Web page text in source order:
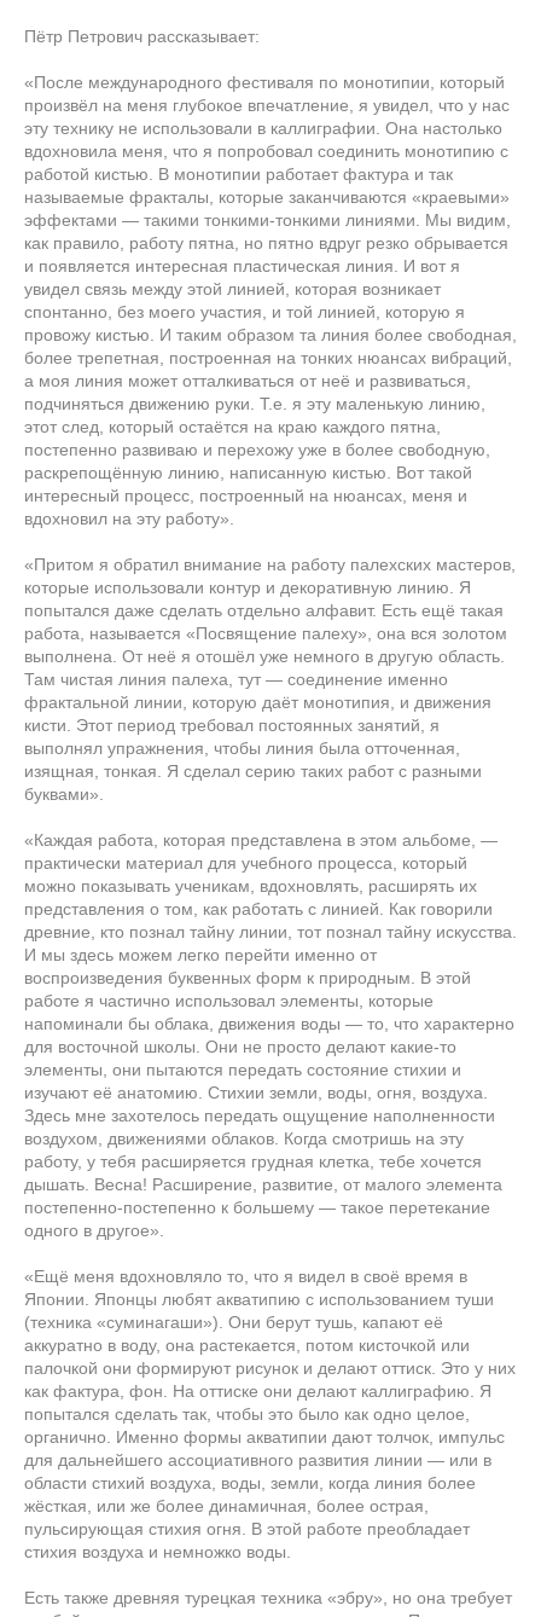
Пётр Петрович рассказывает:
«После международного фестиваля по монотипии, который
произвёл на меня глубокое впечатление, я увидел, что у нас
эту технику не использовали в каллиграфии. Она настолько
вдохновила меня, что я попробовал соединить монотипию с
работой кистью. В монотипии работает фактура и так
называемые фракталы, которые заканчиваются «краевыми»
эффектами — такими тонкими-тонкими линиями. Мы видим,
как правило, работу пятна, но пятно вдруг резко обрывается
и появляется интересная пластическая линия. И вот я
увидел связь между этой линией, которая возникает
спонтанно, без моего участия, и той линией, которую я
провожу кистью. И таким образом та линия более свободная,
более трепетная, построенная на тонких нюансах вибраций,
а моя линия может отталкиваться от неё и развиваться,
подчиняться движению руки. Т.е. я эту маленькую линию,
этот след, который остаётся на краю каждого пятна,
постепенно развиваю и перехожу уже в более свободную,
раскрепощённую линию, написанную кистью. Вот такой
интересный процесс, построенный на нюансах, меня и
вдохновил на эту работу».
«Притом я обратил внимание на работу палехских мастеров,
которые использовали контур и декоративную линию. Я
попытался даже сделать отдельно алфавит. Есть ещё такая
работа, называется «Посвящение палеху», она вся золотом
выполнена. От неё я отошёл уже немного в другую область.
Там чистая линия палеха, тут — соединение именно
фрактальной линии, которую даёт монотипия, и движения
кисти. Этот период требовал постоянных занятий, я
выполнял упражнения, чтобы линия была отточенная,
изящная, тонкая. Я сделал серию таких работ с разными
буквами».
«Каждая работа, которая представлена в этом альбоме, —
практически материал для учебного процесса, который
можно показывать ученикам, вдохновлять, расширять их
представления о том, как работать с линией. Как говорили
древние, кто познал тайну линии, тот познал тайну искусства.
И мы здесь можем легко перейти именно от
воспроизведения буквенных форм к природным. В этой
работе я частично использовал элементы, которые
напоминали бы облака, движения воды — то, что характерно
для восточной школы. Они не просто делают какие-то
элементы, они пытаются передать состояние стихии и
изучают её анатомию. Стихии земли, воды, огня, воздуха.
Здесь мне захотелось передать ощущение наполненности
воздухом, движениями облаков. Когда смотришь на эту
работу, у тебя расширяется грудная клетка, тебе хочется
дышать. Весна! Расширение, развитие, от малого элемента
постепенно-постепенно к большему — такое перетекание
одного в другое».
«Ещё меня вдохновляло то, что я видел в своё время в
Японии. Японцы любят акватипию с использованием туши
(техника «суминагаши»). Они берут тушь, капают её
аккуратно в воду, она растекается, потом кисточкой или
палочкой они формируют рисунок и делают оттиск. Это у них
как фактура, фон. На оттиске они делают каллиграфию. Я
попытался сделать так, чтобы это было как одно целое,
органично. Именно формы акватипии дают толчок, импульс
для дальнейшего ассоциативного развития линии — или в
области стихий воздуха, воды, земли, когда линия более
жёсткая, или же более динамичная, более острая,
пульсирующая стихия огня. В этой работе преобладает
стихия воздуха и немножко воды.
Есть также древняя турецкая техника «эбру», но она требует